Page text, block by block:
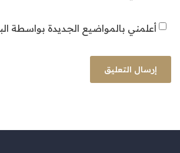
أعلمني بالمواضيع الجديدة بواسطة